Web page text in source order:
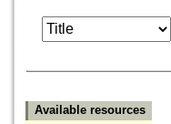
Available resources